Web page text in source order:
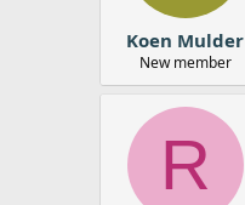
Koen Mulder
New member
R